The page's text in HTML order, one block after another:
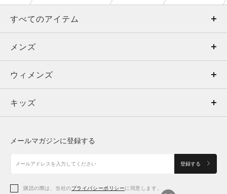
すべてのアイテム
メンズ
ウィメンズ
キッズ
アクセサリー
メンズ
トップス
ボトムス
アクセサリー
ウィメンズ
トップス
シューズ
アクセサリー
キッズ
シューズ
メールマガジンに登録する
登録する
購読の際は、当社のプライバシーポリシーに同意します。